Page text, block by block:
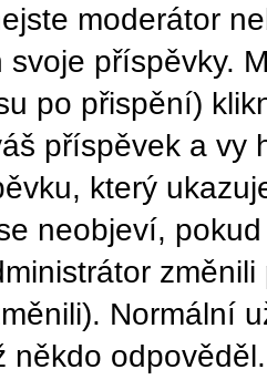
moderátor
svoje příspěvky.
po přispění)
příspěvek a vy
který
neobjeví,
Normální
někdo odpověděl.